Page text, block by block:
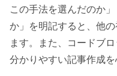
この手法を選んだのか
か」を明記すると、他
ます。また、コードブ
分かりやすい記事作成を